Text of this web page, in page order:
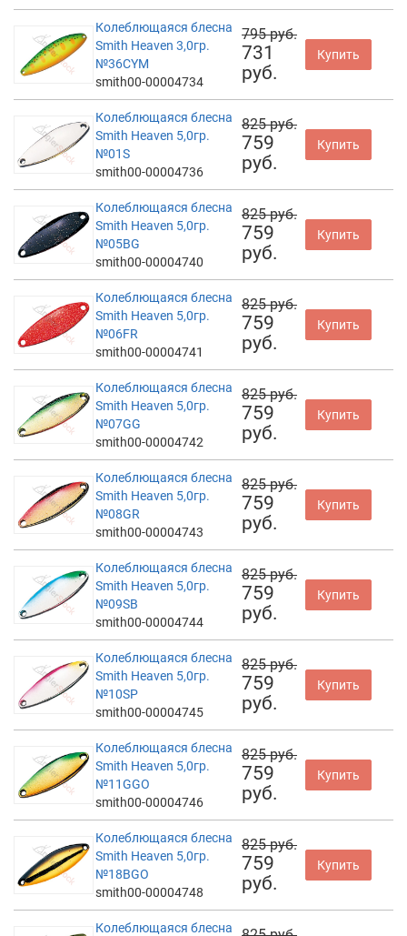
Колеблющаяся блесна
Smith Heaven 3,0гр.
№36CYM
smith00-00004734
795 руб.
731
руб.
Купить
Колеблющаяся блесна
Smith Heaven 5,0гр.
№01S
smith00-00004736
825 руб.
759
руб.
Купить
Колеблющаяся блесна
Smith Heaven 5,0гр.
№05BG
smith00-00004740
825 руб.
759
руб.
Купить
Колеблющаяся блесна
Smith Heaven 5,0гр.
№06FR
smith00-00004741
825 руб.
759
руб.
Купить
Колеблющаяся блесна
Smith Heaven 5,0гр.
№07GG
smith00-00004742
825 руб.
759
руб.
Купить
Колеблющаяся блесна
Smith Heaven 5,0гр.
№08GR
smith00-00004743
825 руб.
759
руб.
Купить
Колеблющаяся блесна
Smith Heaven 5,0гр.
№09SB
smith00-00004744
825 руб.
759
руб.
Купить
Колеблющаяся блесна
Smith Heaven 5,0гр.
№10SP
smith00-00004745
825 руб.
759
руб.
Купить
Колеблющаяся блесна
Smith Heaven 5,0гр.
№11GGO
smith00-00004746
825 руб.
759
руб.
Купить
Колеблющаяся блесна
Smith Heaven 5,0гр.
№18BGO
smith00-00004748
825 руб.
759
руб.
Купить
Колеблющаяся блесна